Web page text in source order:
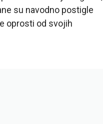
su navodno postigle
oprosti od svojih